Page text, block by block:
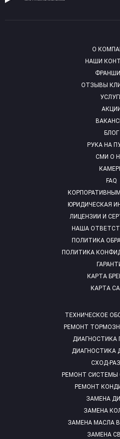
О
НАШИ
ОТЗЫВЫ
АКЦИИ
БЛОГ
РУКА НА
СМИ О
FAQ
ТЕХНИЧЕСКОЕ
РЕМОНТ
ДИАГНОСТИКА
ДИАГНОСТИКА
СХОД-
РЕМОНТ СИСТЕМЫ
РЕМОНТ
ЗАМЕНА
ЗАМЕНА
ЗАМЕНА МАСЛА
ЗАМЕНА
ЮРИДИЧЕСКАЯ
ЛИЦЕНЗИИ И
НАША
ПОЛИТИКА
ПОЛИТИКА
КАРТА
КАРТА